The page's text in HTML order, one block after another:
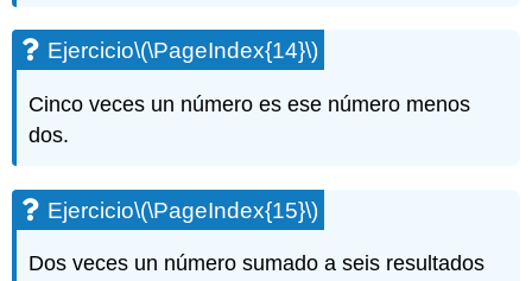
Ejercicio\(\PageIndex{14}\)
Cinco veces un número es ese número menos
dos.
Ejercicio\(\PageIndex{15}\)
Dos veces un número sumado a seis resultados